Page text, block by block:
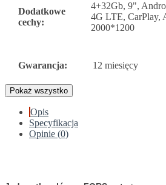
Dodatkowe
cechy:
4+32Gb, 9",
4G LTE, CarPlay,
2000*1200
Gwarancja: 12 miesięcy
Pokaż wszystko
Opis
Specyfikacja
Opinie (0)